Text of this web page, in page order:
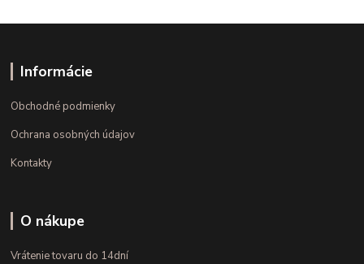
Informácie
Obchodné podmienky
Ochrana osobných údajov
Kontakty
O nákupe
Vrátenie tovaru do 14dní